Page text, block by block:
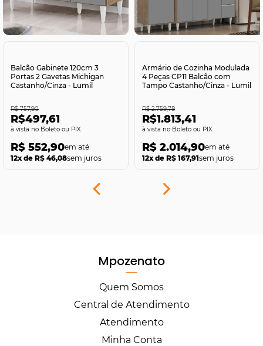
Balcão Gabinete 120cm 3
Portas 2 Gavetas Michigan
Castanho/Cinza - Lumil
R$497,61
no Boleto ou PIX
R$ 757,90
R$ 552,90
12x de R$ 46,08sem juros
Armário de Cozinha Modulada
4 Peças CP11 Balcão com
Tampo Castanho/Cinza - Lumil
R$1.813,41
no Boleto ou PIX
R$ 2.759,78
R$ 2.014,90
12x de R$ 167,91sem juros
Mpozenato
Quem Somos
Central de Atendimento
Atendimento
Minha Conta